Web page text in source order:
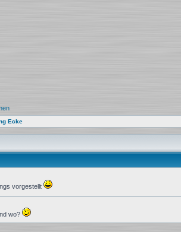
Ecke
vorgestellt
wo?